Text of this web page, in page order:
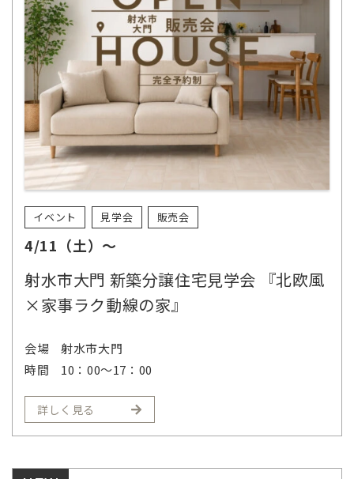
イベント 見学会 販売会
4/11（土）～
射水市大門 新築分譲住宅見学会 『北欧風
×家事ラク動線の家』
会場
射水市大門
時間
10：00～17：00
詳しく見る